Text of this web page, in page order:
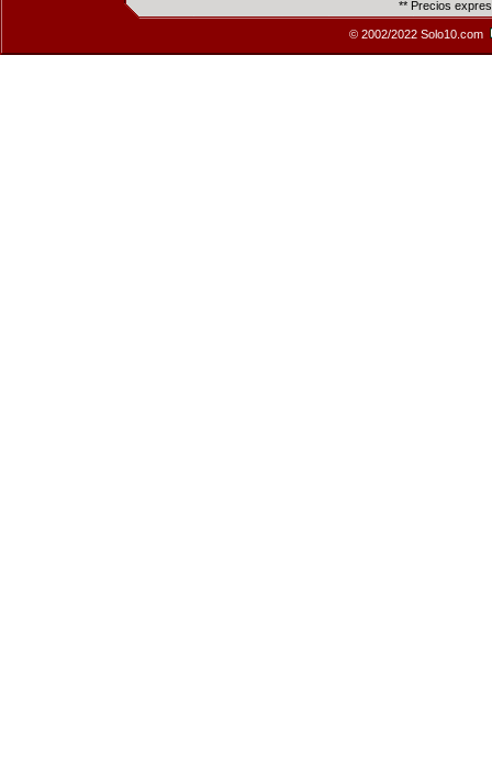
** Precios
© 2002/2022 Solo10.com